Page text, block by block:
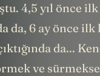
4,5 yıl önce ilk
da, 6 ay önce ilk
da...
ve